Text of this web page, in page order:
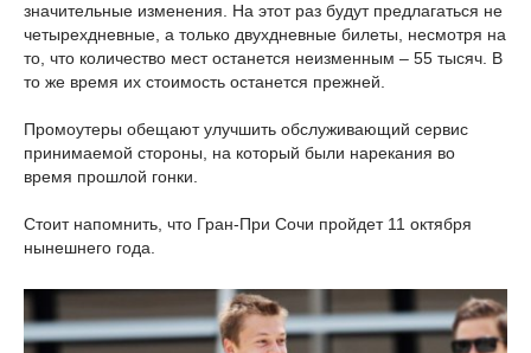
значительные изменения. На этот раз будут предлагаться не
четырехдневные, а только двухдневные билеты, несмотря на
то, что количество мест останется неизменным – 55 тысяч. В
то же время их стоимость останется прежней.
Промоутеры обещают улучшить обслуживающий сервис
принимаемой стороны, на который были нарекания во
время прошлой гонки.
Стоит напомнить, что Гран-При Сочи пройдет 11 октября
нынешнего года.